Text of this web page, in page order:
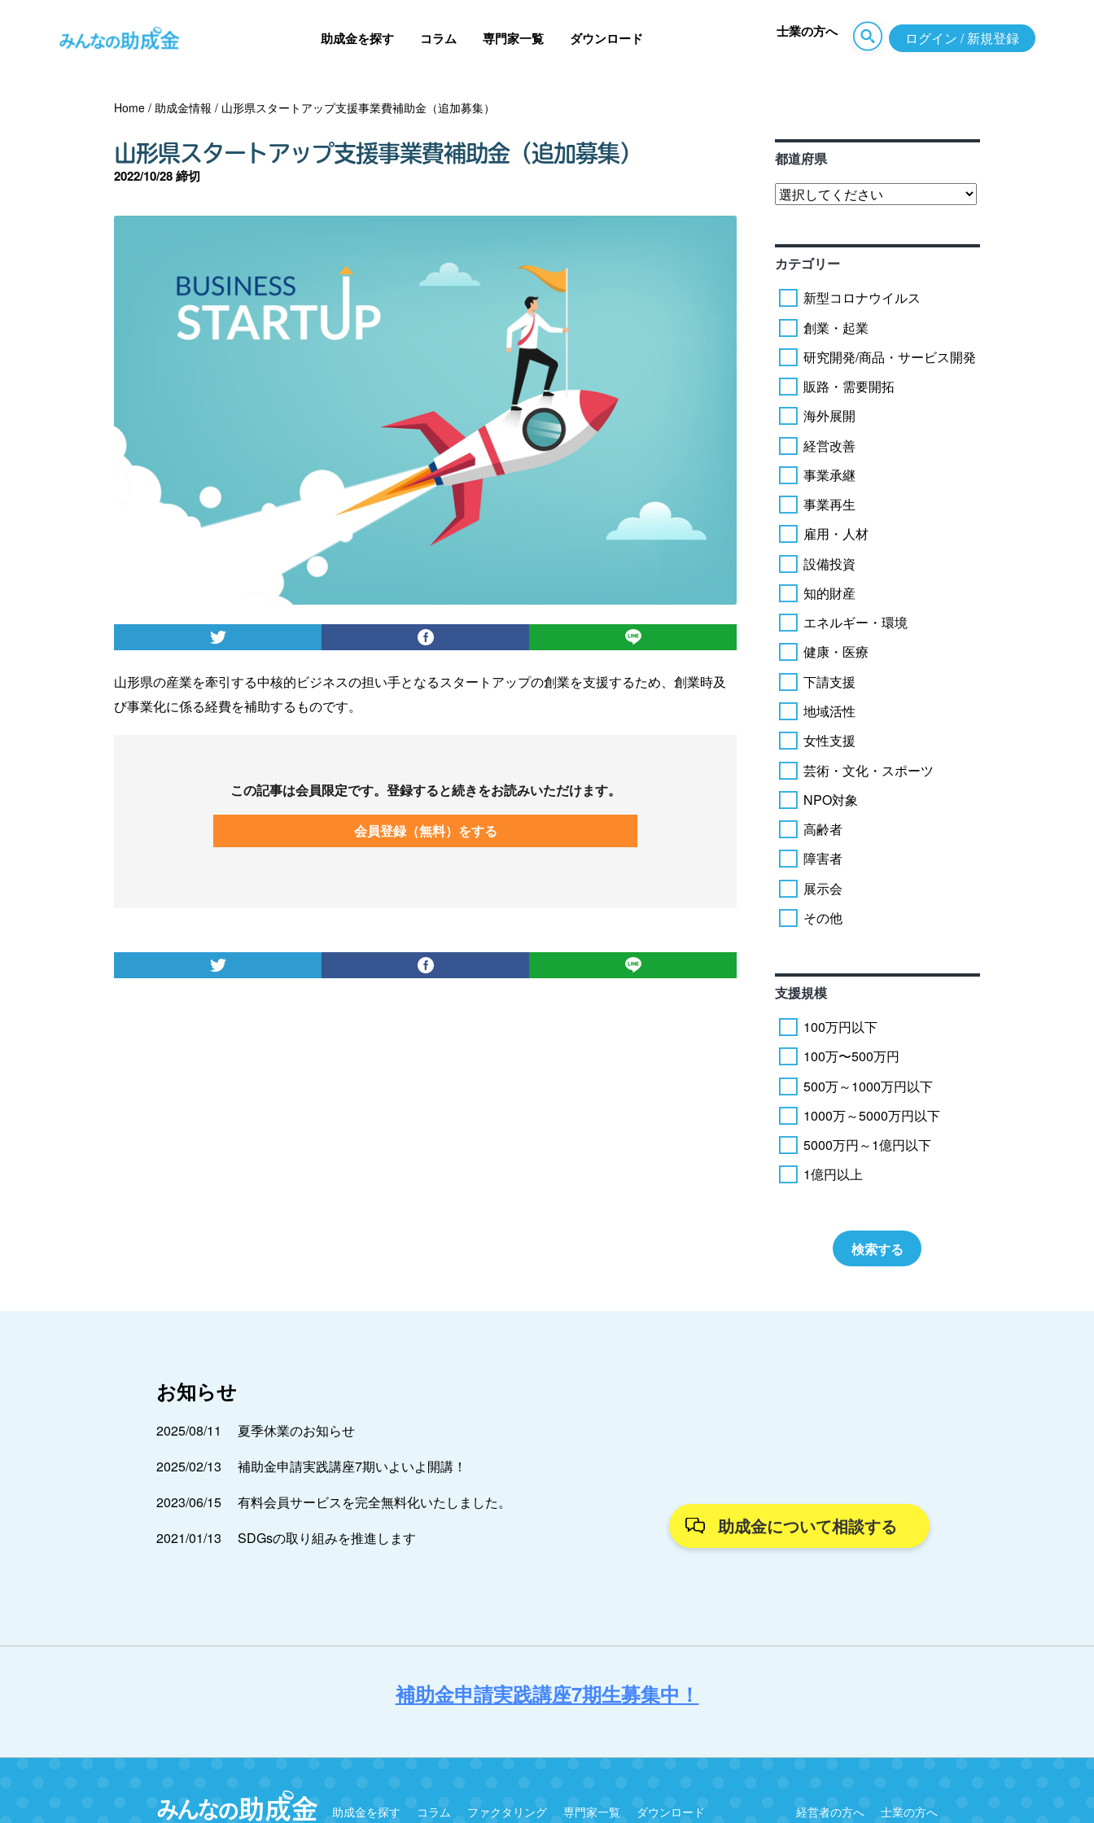
助成金を探す コラム 専門家一覧 ダウンロード 士業の方へ ログイン / 新規登録
Home /助成金情報 / 山形県スタートアップ支援事業費補助金（追加募集）
山形県スタートアップ支援事業費補助金（追加募集）
2022/10/28 締切
山形県の産業を牽引する中核的ビジネスの担い手となるスタートアップの創業を支援するため、創業時及
び事業化に係る経費を補助するものです。
この記事は会員限定です。登録すると続きをお読みいただけます。
会員登録（無料）をする
都道府県
カテゴリー
新型コロナウイルス
創業・起業
研究開発/商品・サービス開発
販路・需要開拓
海外展開
経営改善
事業承継
事業再生
雇用・人材
設備投資
知的財産
エネルギー・環境
健康・医療
下請支援
地域活性
女性支援
芸術・文化・スポーツ
NPO対象
高齢者
障害者
展示会
その他
支援規模
100万円以下
100万〜500万円
500万～1000万円以下
1000万～5000万円以下
5000万円～1億円以下
1億円以上
お知らせ
2025/08/11
夏季休業のお知らせ
2025/02/13
補助金申請実践講座7期いよいよ開講！
2023/06/15
有料会員サービスを完全無料化いたしました。
2021/01/13
SDGsの取り組みを推進します
助成金について相談する
補助金申請実践講座7期生募集中！
助成金を探す コラム ファクタリング 専門家一覧 ダウンロード 経営者の方へ 士業の方へ